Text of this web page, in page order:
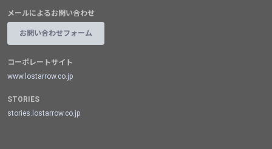
メールによるお問い合わせ
お問い合わせフォーム
コーポレートサイト
www.lostarrow.co.jp
STORIES
stories.lostarrow.co.jp